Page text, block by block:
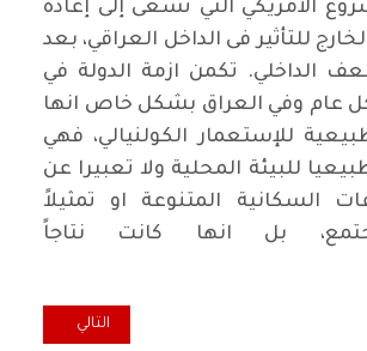
الأمريكي التي تسعى إلى إعادة
للتأثير فى الداخل العراقي، بعد
الداخلي. تكمن ازمة الدولة في
عام وفي العراق بشكل خاص انها
للإستعمار الكولنيالي، فهي
للبيئة المحلية ولا تعبيرا عن
السكانية المتنوعة او تمثيلاً
بل انها كانت نتاجاً
الورقة البيضاء مرة أخرى المقال التالي:
التالي